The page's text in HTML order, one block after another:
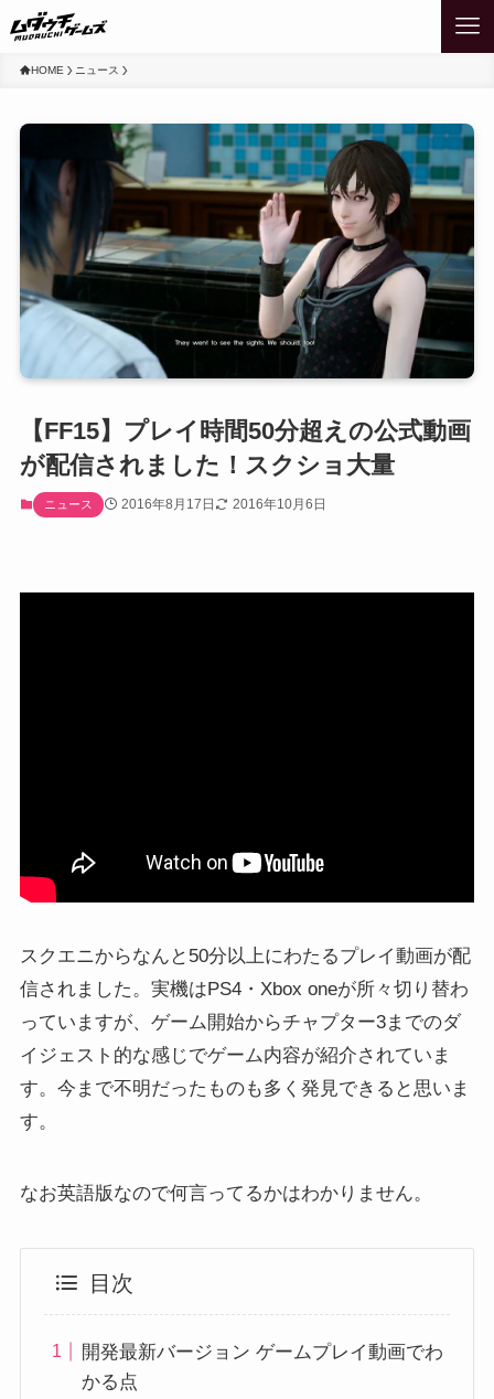
HOME ニュース
【FF15】プレイ時間50分超えの公式動画
が配信されました！スクショ大量
ニュース 2016年8月17日 2016年10月6日
スクエニからなんと50分以上にわたるプレイ動画が配
信されました。実機はPS4・Xbox oneが所々切り替わ
っていますが、ゲーム開始からチャプター3までのダ
イジェスト的な感じでゲーム内容が紹介されていま
す。今まで不明だったものも多く発見できると思いま
す。
なお英語版なので何言ってるかはわかりません。
目次
開発最新バージョン ゲームプレイ動画でわ
かる点